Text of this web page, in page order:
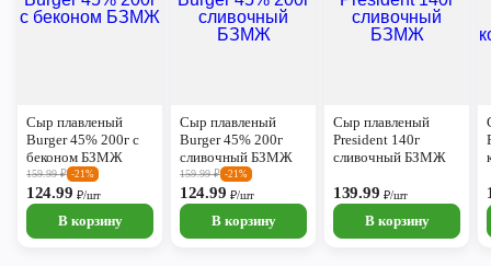
Сыр плавленый
Burger 45% 200г с
беконом БЗМЖ
159.99₽ -21%
124.99 ₽/шт
В корзину
Сыр плавленый
Burger 45% 200г
сливочный БЗМЖ
159.99₽ -21%
124.99 ₽/шт
В корзину
Сыр плавленый
President 140г
сливочный БЗМЖ
139.99 ₽/шт
В корзину